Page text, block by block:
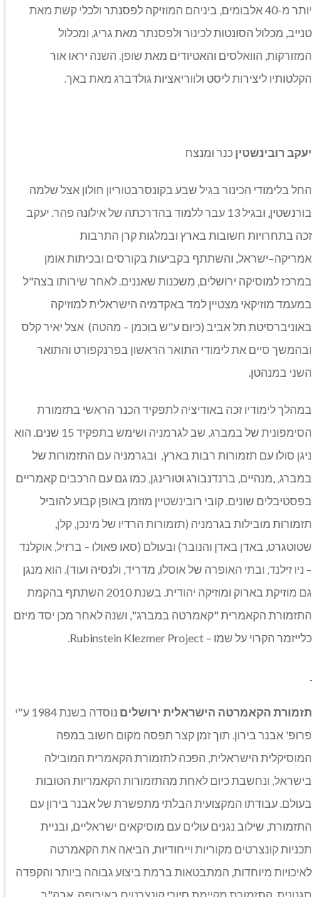
יותר מ-40 אלבומים, ביניהם המוזיקה לפסנתר ולכלי קשת מאת
טנייב, מכלול הסונטות לכינור ולפסנתר מאת גריג, ומכלול
המזורקות, הוואלסים והאטיודים מאת שופן. השנה יראו אור
הקלטותיו ליצירות ליסט ולווריאציות גולדברג מאת באך.
יעקב רובינשטין כנר ומנצח
החל בלימודי הכינור בגיל שבע בקונסרבטוריון חולון אצל שלמה
בורנשטין, ובגיל 13 עבר ללמוד בהדרכתה של אילונה פהר. יעקב
זכה בתחרויות חשובות בארץ ובמלגות קרן התרבות
אמריקה–ישראל, והשתתף בקביעות בקורסים ובכיתות אומן
במרכז למוסיקה ירושלים, משכנות שאננים. לאחר שירותו בצה"ל
במעמד מוזיקאי מצטיין למד באקדמיה הישראלית למוזיקה
באוניברסיטת תל אביב (כיום ע"ש בוכמן – מהטה) אצל יאיר קלס
ובהמשך סיים את לימודי התואר הראשון בפרנקפורט והתואר
השני במנהטן.
במהלך לימודיו זכה באודיציה לתפקיד הכנר הראשי בתזמורת
הסימפונית של במברג, שב לגרמניה ושימש בתפקיד 15 שנים. הוא
ניגן סולו עם תזמורות רבות בארץ, ובגרמניה עם התזמורות של
במברג, ,מנהיים, ברנדנבורג וטורינגן, כמו גם עם הרכבים קאמריים
בפסטיבלים שונים. קובי רובינשטיין מוזמן באופן קבוע להוביל
תזמורות מובילות בגרמניה (תזמורות הרדיו של מינכן, קלן,
שטוטגרט, באדן באדן והנובר) ובעולם (סאו פאולו – ברזיל, אוקלנד
– ניו זילנד, ובתי האופרה של אוסלו, מדריד, ולנסיה ועוד). הוא מנגן
גם מוזיקת בארוק ומוזיקה יהודית. בשנת 2010 השתתף בהקמת
התזמורת הקאמרית "קאמרטה במברג", ושנה לאחר מכן יסד מיזם
כלייזמר הקרוי על שמו – Rubinstein Klezmer Project.
תזמורת הקאמרטה הישראלית ירושלים
נוסדה בשנת 1984 ע"י
פרופ' אבנר בירון. תוך זמן קצר תפסה מקום חשוב במפה
המוסיקלית הישראלית, הפכה לתזמורת הקאמרית המובילה
בישראל, ונחשבת כיום לאחת מהתזמורות הקאמריות הטובות
בעולם. עבודתו המקצועית הבלתי מתפשרת של אבנר בירון עם
התזמורת, שילוב נגנים עולים עם מוסיקאים ישראליים, ובניית
תכניות קונצרטים מקוריות וייחודיות, הביאה את הקאמרטה
לאיכויות מיוחדות, המתבטאות ברמת ביצוע גבוהה ביותר והקפדה